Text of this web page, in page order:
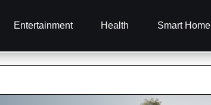
Entertainment Health Smart Home